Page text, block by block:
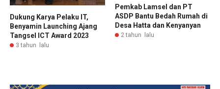
Dukung Karya Pelaku IT,
Benyamin Launching Ajang
Tangsel ICT Award 2023
3 tahun lalu
Pemkab Lamsel dan PT
ASDP Bantu Bedah Rumah di
Desa Hatta dan Kenyanyan
2 tahun lalu